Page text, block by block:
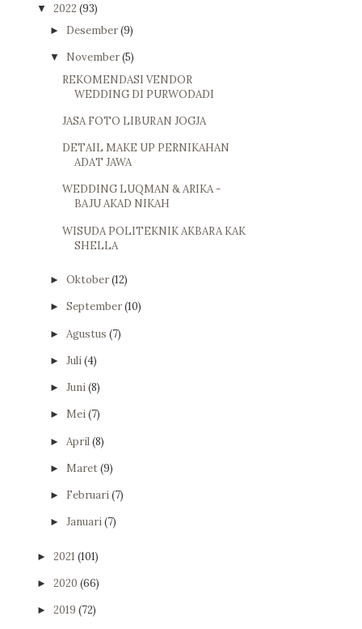
▼ 2022 (93)
► Desember(9)
▼ November(5)
REKOMENDASI VENDOR
WEDDING DI PURWODADI
JASA FOTO LIBURAN JOGJA
DETAIL MAKE UP PERNIKAHAN
ADAT JAWA
WEDDING LUQMAN & ARIKA -
BAJU AKAD NIKAH
WISUDA POLITEKNIK AKBARA KAK
SHELLA
► Oktober(12)
► September(10)
► Agustus (7)
► Juli(4)
► Juni(8)
► Mei(7)
► April(8)
► Maret(9)
► Februari(7)
► Januari(7)
► 2021 (101)
► 2020 (66)
► 2019 (72)